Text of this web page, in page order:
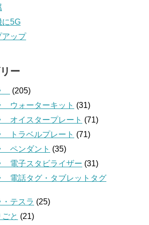
に5G
アップ
ー
(205)
ウォーターキット (31)
オイスタープレート (71)
トラベルプレート (71)
ペンダント (35)
電子スタビライザー (31)
電話タグ・タブレットタグ
・テスラ (25)
と (21)